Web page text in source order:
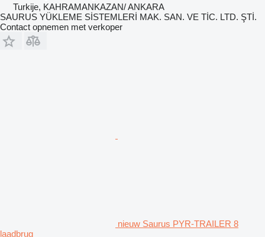
Turkije, KAHRAMANKAZAN/ ANKARA
SAURUS YÜKLEME SİSTEMLERİ MAK. SAN. VE TİC. LTD. ŞTİ.
Contact opnemen met verkoper
nieuw Saurus PYR-TRAILER 8
laadbrug